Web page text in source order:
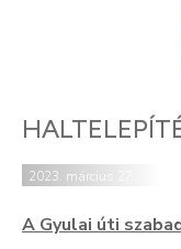
2023. március 27.
A Gyulai úti